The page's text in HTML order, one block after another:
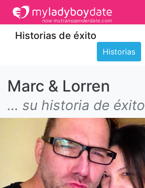
now mytransgenderdate.com
Historias de éxito
Historias
Marc & Lorren
… su historia de éxito